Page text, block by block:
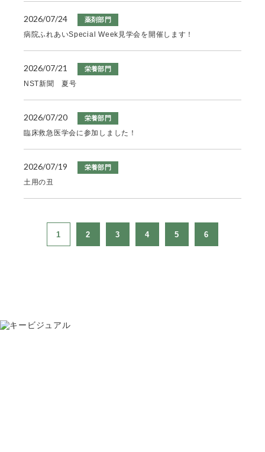
2026/07/24 薬剤部門
病院ふれあいSpecial Week見学会を開催します！
2026/07/21 栄養部門
NST新聞 夏号
2026/07/20 栄養部門
臨床救急医学会に参加しました！
2026/07/19 栄養部門
土用の丑
1 2 3 4 5 6